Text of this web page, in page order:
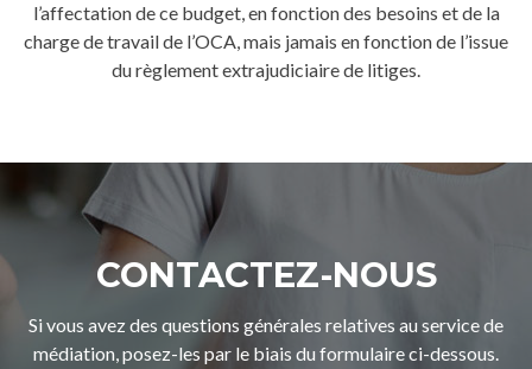
l’affectation de ce budget, en fonction des besoins et de la
charge de travail de l’OCA, mais jamais en fonction de l’issue
du règlement extrajudiciaire de litiges.
CONTACTEZ-NOUS
Si vous avez des questions générales relatives au service de
médiation, posez-les par le biais du formulaire ci-dessous.